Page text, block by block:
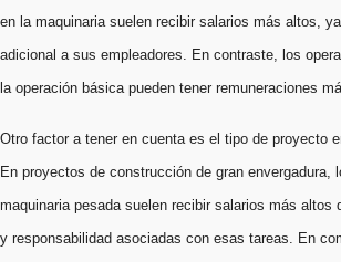
en la maquinaria suelen recibir salarios más altos,
adicional a sus empleadores. En contraste, los
la operación básica pueden tener remuneraciones
Otro factor a tener en cuenta es el tipo de proyecto
En proyectos de construcción de gran envergadura,
maquinaria pesada suelen recibir salarios más altos
y responsabilidad asociadas con esas tareas. En